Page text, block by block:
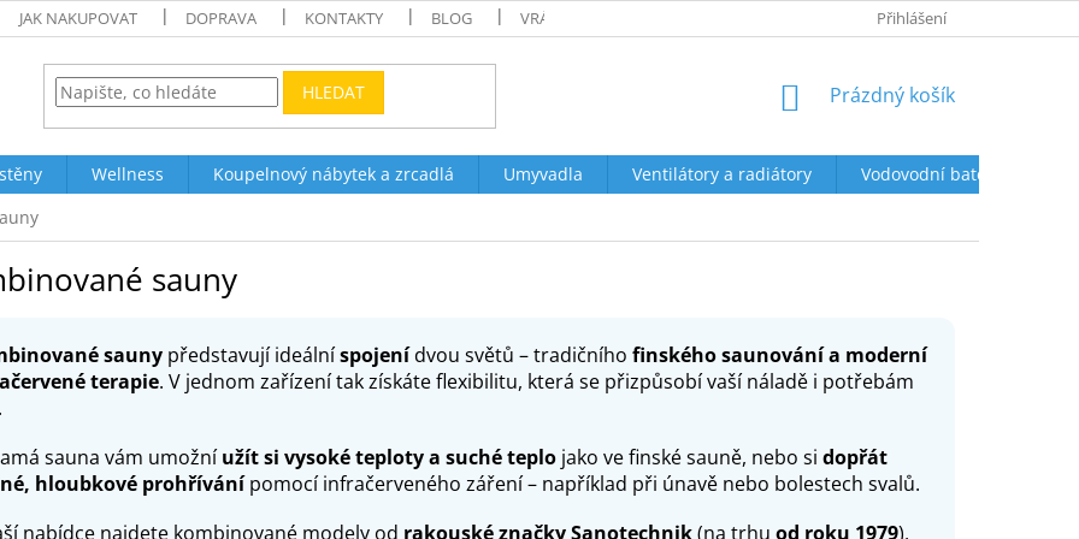
JAK NAKUPOVAT DOPRAVA KONTAKTY BLOG VRÁCENÍ A REKLAMACE OBCHODNÍ PODMÍNKYPřihlášení
HLEDAT
NÁKUPNÍ
Prázdný košík
Wellness Koupelnový nábytek a zrcadlá Umyvadla Ventilátory a radiátory
Vodovodní baterie a
sauny
sauny představují ideálníspojenídvou světů – tradičního finského saunování a moderní
terapie. V jednom zařízení tak získáte flexibilitu, která se přizpůsobí vaší náladě i potřebám
sauna vám umožníužít si vysoké teploty a suché teplo jako ve finské sauně, nebo si dopřát
hloubkové prohřívánípomocí infračerveného záření – například při únavě nebo bolestech svalů.
nabídce najdete kombinované modely od rakouské značky Sanotechnik(na trhu od roku 1979),